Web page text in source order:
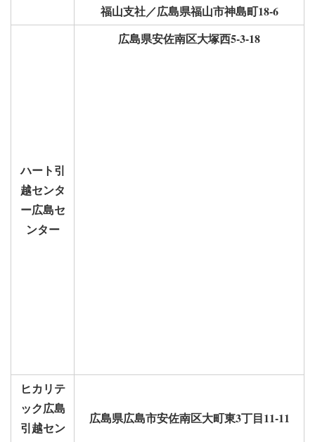
福山支社／広島県福山市神島町18-6
ハート引
越センタ
ー広島セ
ンター
広島県安佐南区大塚西5-3-18
ヒカリテ
ック広島
引越セン
広島県広島市安佐南区大町東3丁目11-11